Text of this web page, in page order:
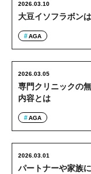
大豆イソフラボン
2026.03.10
AGA
専門クリニックの
内容とは
2026.03.05
AGA
パートナーや家族
2026.03.01